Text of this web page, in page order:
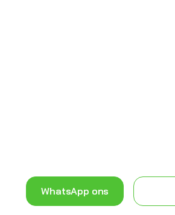
WhatsApp ons